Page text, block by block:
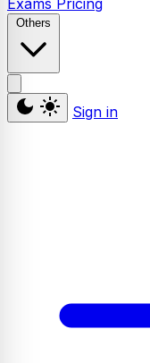
Exams Pricing
Others
Sign in